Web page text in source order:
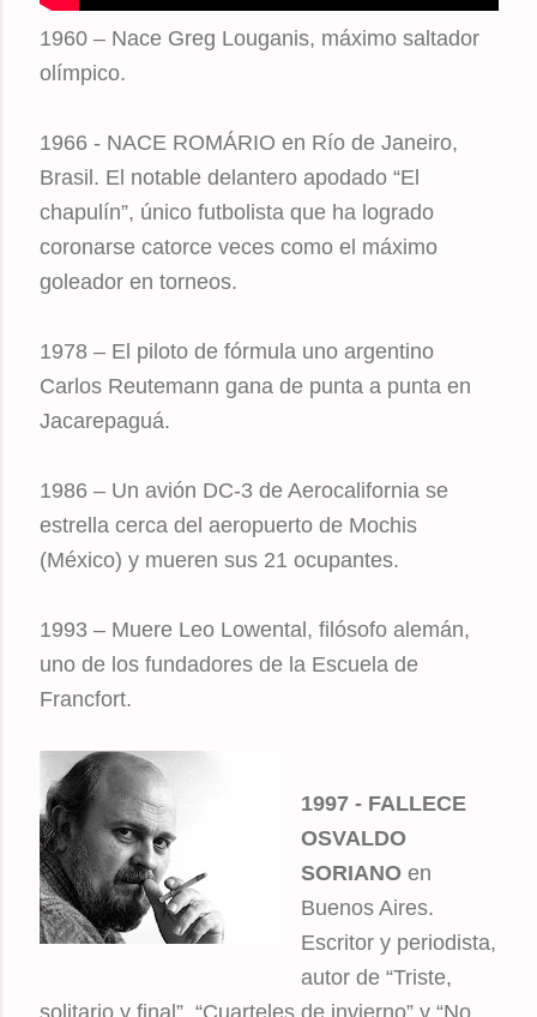
1960 – Nace Greg Louganis, máximo saltador
olímpico.
1966 - NACE ROMÁRIO en Río de Janeiro,
Brasil. El notable delantero apodado “El
chapulín”, único futbolista que ha logrado
coronarse catorce veces como el máximo
goleador en torneos.
1978 – El piloto de fórmula uno argentino
Carlos Reutemann gana de punta a punta en
Jacarepaguá.
1986 – Un avión DC-3 de Aerocalifornia se
estrella cerca del aeropuerto de Mochis
(México) y mueren sus 21 ocupantes.
1993 – Muere Leo Lowental, filósofo alemán,
uno de los fundadores de la Escuela de
Francfort.
1997 - FALLECE
OSVALDO
SORIANOen
Buenos Aires.
Escritor y periodista,
autor de “Triste,